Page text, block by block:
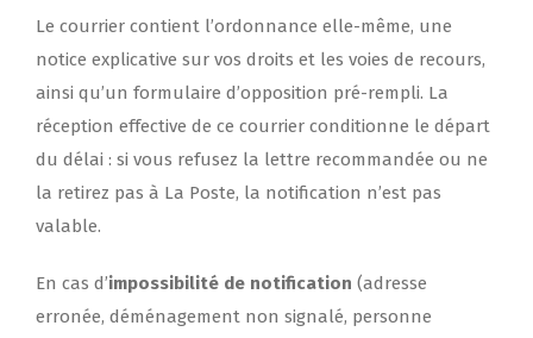
Le courrier contient l’ordonnance elle-même, une
notice explicative sur vos droits et les voies de recours,
ainsi qu’un formulaire d’opposition pré-rempli. La
réception effective de ce courrier conditionne le départ
du délai : si vous refusez la lettre recommandée ou ne
la retirez pas à La Poste, la notification n’est pas
valable.
En cas d’impossibilité de notification (adresse
erronée, déménagement non signalé, personne